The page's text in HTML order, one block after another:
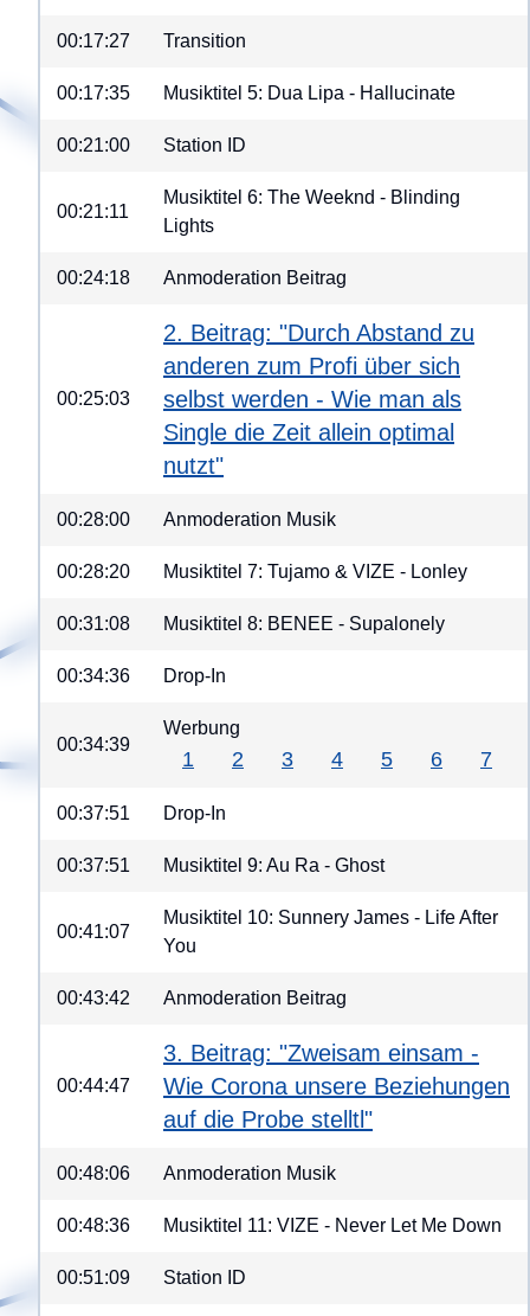
00:17:27 Transition
00:17:35 Musiktitel 5: Dua Lipa - Hallucinate
00:21:00 Station ID
00:21:11
Musiktitel 6: The Weeknd - Blinding
Lights
00:24:18 Anmoderation Beitrag
00:25:03
2. Beitrag: "Durch Abstand zu
anderen zum Profi über sich
selbst werden - Wie man als
Single die Zeit allein optimal
nutzt"
00:28:00 Anmoderation Musik
00:28:20 Musiktitel 7: Tujamo & VIZE - Lonley
00:31:08 Musiktitel 8: BENEE - Supalonely
00:34:36 Drop-In
00:34:39
Werbung
1 2 3 4 5 6 7
00:37:51 Drop-In
00:37:51 Musiktitel 9: Au Ra - Ghost
00:41:07
Musiktitel 10: Sunnery James - Life After
You
00:43:42 Anmoderation Beitrag
00:44:47
3. Beitrag: "Zweisam einsam -
Wie Corona unsere Beziehungen
auf die Probe stelltl"
00:48:06 Anmoderation Musik
00:48:36 Musiktitel 11: VIZE - Never Let Me Down
00:51:09 Station ID